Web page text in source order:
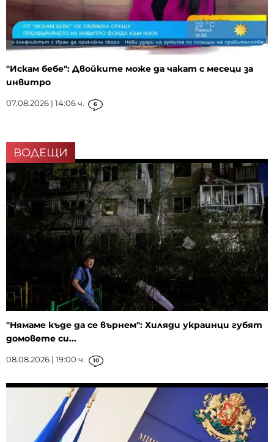
"Искам бебе": Двойките може да чакат с месеци за
инвитро
07.08.2026 | 14:06 ч. 6
ВОДЕЩИ
"Нямаме къде да се върнем": Хиляди украинци губят
домовете си...
08.08.2026 | 19:00 ч. 10